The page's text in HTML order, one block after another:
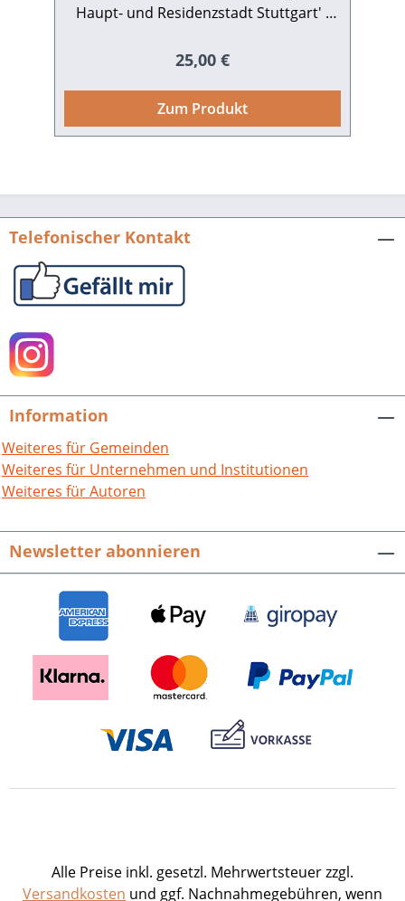
Haupt- und Residenzstadt Stuttgart' -
haben sich die Rahmenbedingungen im
das digitale Zeitalter macht jedoch eine
Gegenteil: Die zentrale Aufgabe der
das Nachschlagewerk einer
der Stadt Stuttgart. 2003-
2006.Veröffentlichungen des Archivs der
Regulärer Preis:
25,00 €
Zum Produkt
Telefonischer Kontakt
Information
Weiteres für Gemeinden
Weiteres für Unternehmen und Institutionen
Weiteres für Autoren
Newsletter abonnieren
Alle Preise inkl. gesetzl. Mehrwertsteuer zzgl.
Versandkosten und ggf. Nachnahmegebühren, wenn